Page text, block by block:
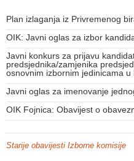
Plan izlaganja iz Privremenog
OIK: Javni oglas za izbor
Javni konkurs za prijavu
predsjednika/zamjenika
osnovnim izbornim jedinicama u
Javni oglas za imenovanje
OIK Fojnica: Obavijest o
Starije obavijesti Izborne komisije